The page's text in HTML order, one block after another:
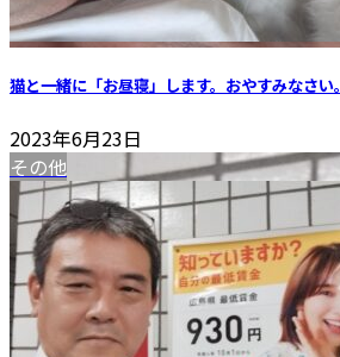
猫と一緒に「お昼寝」します。おやすみなさい。
2023年6月23日
その他